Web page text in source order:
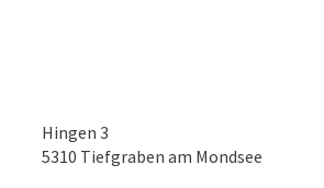
Hingen 3
5310 Tiefgraben am Mondsee